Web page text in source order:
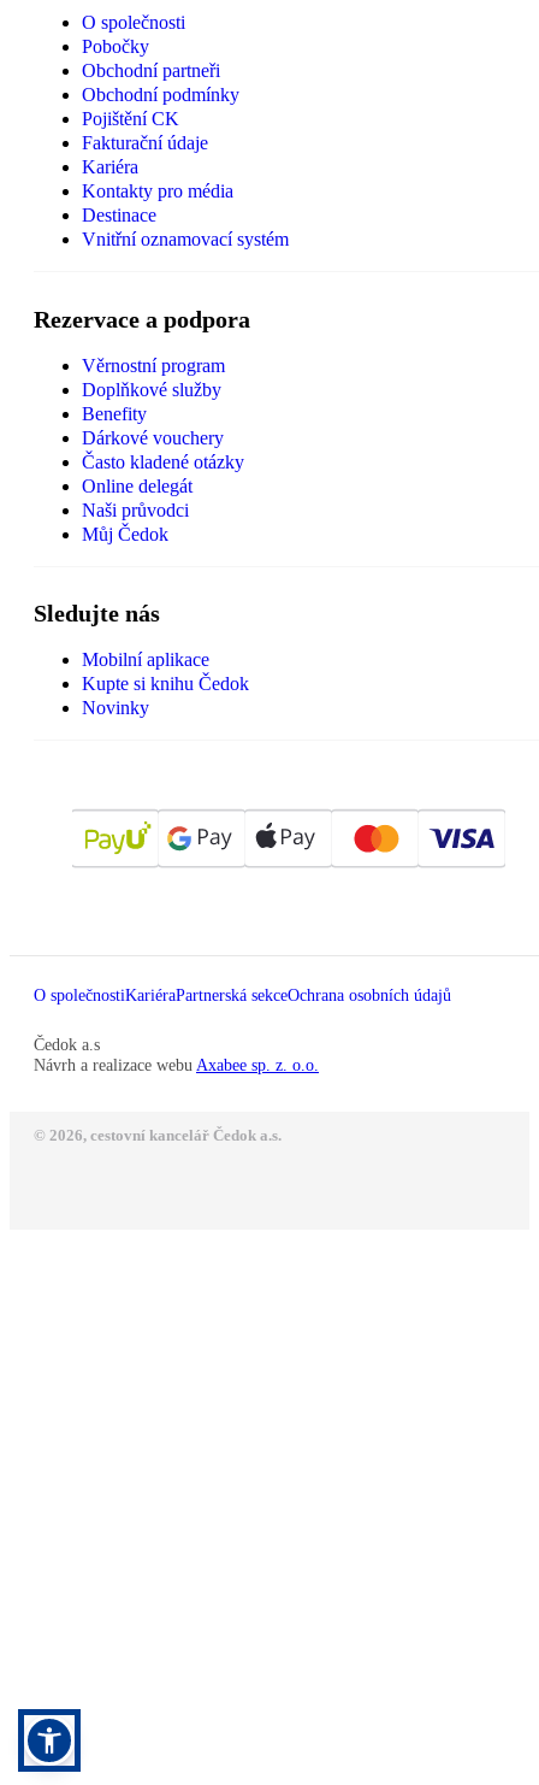
O společnosti
Pobočky
Obchodní partneři
Obchodní podmínky
Pojištění CK
Fakturační údaje
Kariéra
Kontakty pro média
Destinace
Vnitřní oznamovací systém
Rezervace a podpora
Věrnostní program
Doplňkové služby
Benefity
Dárkové vouchery
Často kladené otázky
Online delegát
Naši průvodci
Můj Čedok
Sledujte nás
Mobilní aplikace
Kupte si knihu Čedok
Novinky
O společnostiKariéraPartnerská sekceOchrana osobních údajů
Čedok a.s
Návrh a realizace webu Axabee sp. z. o.o.
© 2026, cestovní kancelář Čedok a.s.